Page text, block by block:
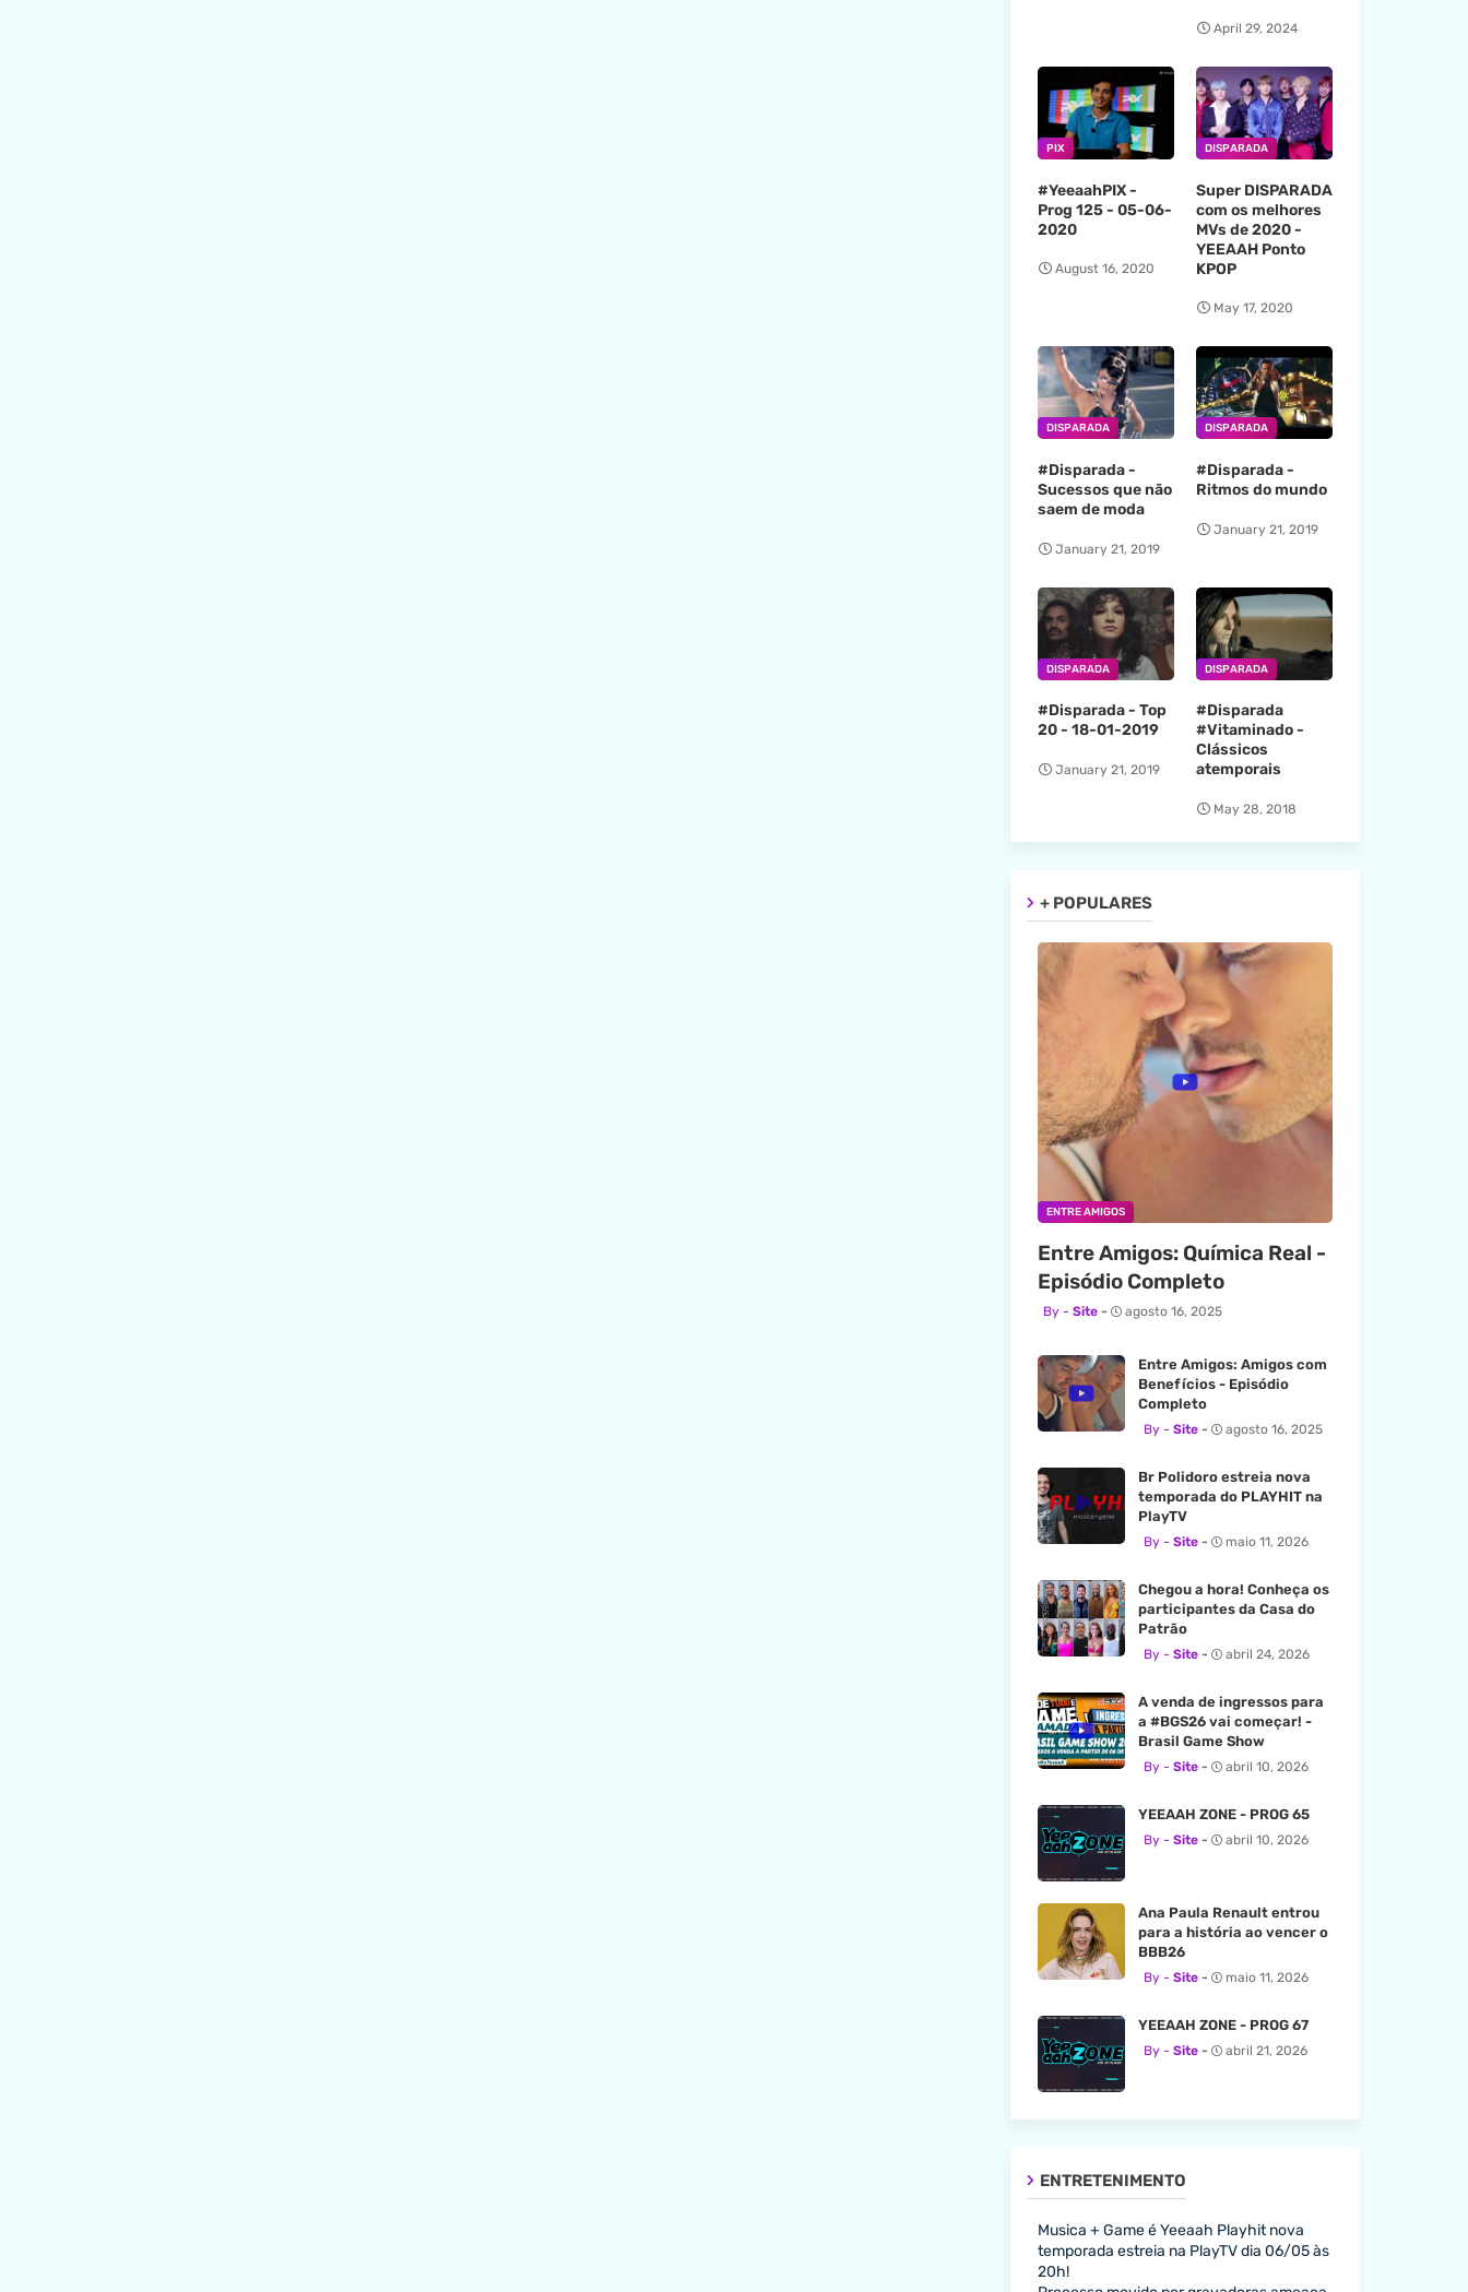
April 29, 2024
PIX
#YeeaahPIX -
Prog 125 - 05-06-
2020
August 16, 2020
DISPARADA
Super DISPARADA
com os melhores
MVs de 2020 -
YEEAAH Ponto
KPOP
May 17, 2020
DISPARADA
#Disparada -
Sucessos que não
saem de moda
January 21, 2019
DISPARADA
#Disparada -
Ritmos do mundo
January 21, 2019
DISPARADA
#Disparada - Top
20 - 18-01-2019
January 21, 2019
DISPARADA
#Disparada
#Vitaminado -
Clássicos
atemporais
May 28, 2018
+ POPULARES
ENTRE AMIGOS
Entre Amigos: Química Real -
Episódio Completo
Site agosto 16, 2025
Entre Amigos: Amigos com
Benefícios - Episódio
Completo
Site agosto 16, 2025
Br Polidoro estreia nova
temporada do PLAYHIT na
PlayTV
Site maio 11, 2026
Chegou a hora! Conheça os
participantes da Casa do
Patrão
Site abril 24, 2026
A venda de ingressos para
a #BGS26 vai começar! -
Brasil Game Show
Site abril 10, 2026
YEEAAH ZONE - PROG 65
Site abril 10, 2026
Ana Paula Renault entrou
para a história ao vencer o
BBB26
Site maio 11, 2026
YEEAAH ZONE - PROG 67
Site abril 21, 2026
ENTRETENIMENTO
Musica + Game é Yeeaah Playhit nova
temporada estreia na PlayTV dia 06/05 às
20h!